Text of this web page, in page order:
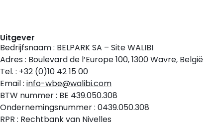
Uitgever
Bedrijfsnaam : BELPARK SA – Site WALIBI
Adres : Boulevard de l’Europe 100, 1300 Wavre, België
Tel. : +32 (0)10 42 15 00
Email : info-wbe@walibi.com
BTW nummer : BE 439.050.308
Ondernemingsnummer : 0439.050.308
RPR : Rechtbank van Nivelles